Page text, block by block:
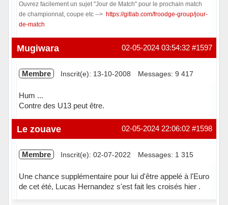
Ouvrez facilement un sujet "Jour de Match" pour le prochain match
de championnat, coupe etc --> https://gitlab.com/froodge-group/jour-
de-match
Hors ligne #1597
02-05-2024 03:54:32
Mugiwara
Membre Inscrit(e): 13-10-2008 Messages: 9 417
Hum ...
Contre des U13 peut être.
Hors ligne #1598
02-05-2024 22:06:02
Le zouave
Membre Inscrit(e): 02-07-2022 Messages: 1 315
Une chance supplémentaire pour lui d'être appelé à l'Euro
de cet été, Lucas Hernandez s'est fait les croisés hier .